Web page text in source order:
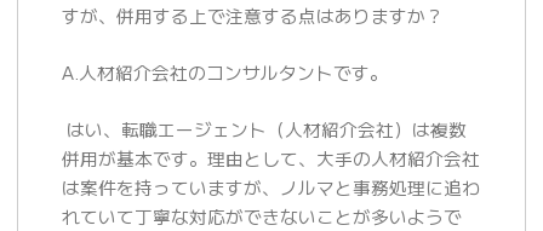
すが、併用する上で注意する点はありますか？
A.人材紹介会社のコンサルタントです。
はい、転職エージェント（人材紹介会社）は複数
併用が基本です。理由として、大手の人材紹介会社
は案件を持っていますが、ノルマと事務処理に追わ
れていて丁寧な対応ができないことが多いようで